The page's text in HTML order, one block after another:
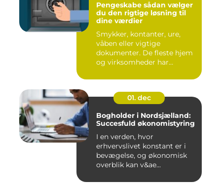
Pengeskabe sådan vælger
du den rigtige løsning til
dine værdier
Smykker, kontanter, ure,
våben eller vigtige
dokumenter. De fleste hjem
og virksomheder har
01. dec
Bogholder i Nordsjælland:
Succesfuld økonomistyring
I en verden, hvor
erhvervslivet konstant er i
bevægelse, og økonomisk
overblik kan v&ae...